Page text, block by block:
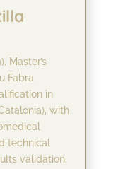
Master’s
Fabra
in
with
technical
validation,